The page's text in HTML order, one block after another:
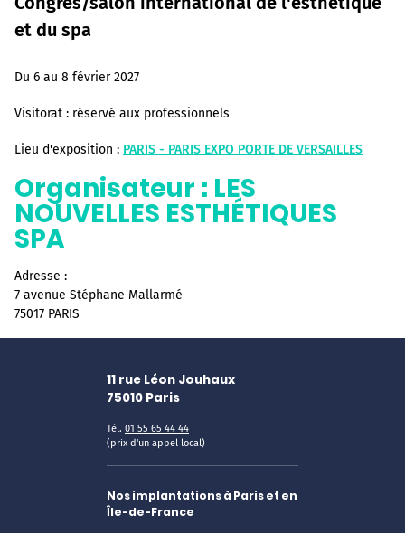
et du spa
Du 6 au 8 février 2027
Visitorat : réservé aux professionnels
Lieu d'exposition : PARIS - PARIS EXPO PORTE DE VERSAILLES
Organisateur : LES
NOUVELLES ESTHÉTIQUES
SPA
Adresse :
7 avenue Stéphane Mallarmé
75017 PARIS
11 rue Léon Jouhaux
75010 Paris
Tél. 01 55 65 44 44
(prix d'un appel local)
Nos implantations à Paris et en
Île-de-France